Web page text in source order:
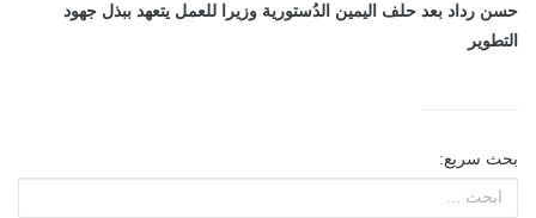
حسن رداد بعد حلف اليمين الدُستورية وزيرا للعمل يتعهد ببذل جهود
التطوير
بحث سريع: